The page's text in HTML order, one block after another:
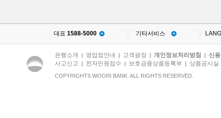
대표 1588-5000 기타서비스
은행소개 | 영업점안내 | 고객광장 | 개인정보처리방침 | 신
사고신고 | 전자민원접수 | 보호금융상품등록부 | 상품공시실
COPYRIGHTS WOORI BANK. ALL RIGHTS RESERVED.